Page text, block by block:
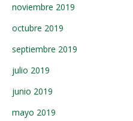
noviembre 2019
octubre 2019
septiembre 2019
julio 2019
junio 2019
mayo 2019